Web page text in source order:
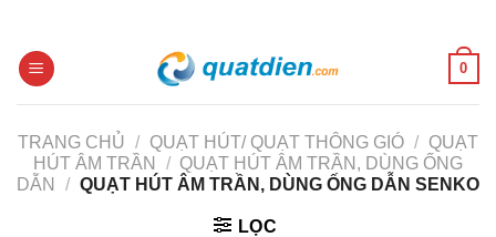
content
0
TRANG CHỦ / QUẠT HÚT/ QUẠT THÔNG GIÓ /
QUẠT
HÚT ÂM TRẦN
/ QUẠT HÚT ÂM TRẦN, DÙNG ỐNG
DẪN
/ QUẠT HÚT ÂM TRẦN, DÙNG ỐNG DẪN SENKO
LỌC